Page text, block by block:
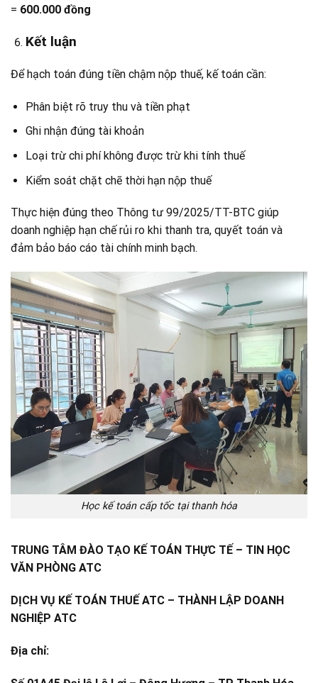
= 600.000 đồng
Kết luận
Để hạch toán đúng tiền chậm nộp thuế, kế toán cần:
Phân biệt rõ truy thu và tiền phạt
Ghi nhận đúng tài khoản
Loại trừ chi phí không được trừ khi tính thuế
Kiểm soát chặt chẽ thời hạn nộp thuế
Thực hiện đúng theo Thông tư 99/2025/TT-BTC giúp
doanh nghiệp hạn chế rủi ro khi thanh tra, quyết toán và
đảm bảo báo cáo tài chính minh bạch.
Học kế toán cấp tốc tại thanh hóa
TRUNG TÂM ĐÀO TẠO KẾ TOÁN THỰC TẾ – TIN HỌC
VĂN PHÒNG ATC
DỊCH VỤ KẾ TOÁN THUẾ ATC – THÀNH LẬP DOANH
NGHIỆP ATC
Địa chỉ: